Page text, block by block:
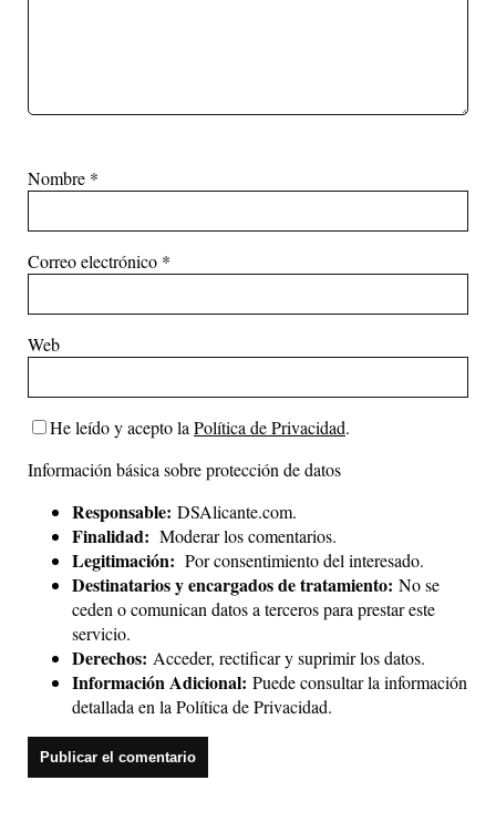
Nombre *
Correo electrónico *
Web
He leído y acepto la Política de Privacidad.
Información básica sobre protección de datos
Responsable: DSAlicante.com.
Finalidad: Moderar los comentarios.
Legitimación: Por consentimiento del interesado.
Destinatarios y encargados de tratamiento: No se
ceden o comunican datos a terceros para prestar este
servicio.
Derechos: Acceder, rectificar y suprimir los datos.
Información Adicional: Puede consultar la información
detallada en la Política de Privacidad.